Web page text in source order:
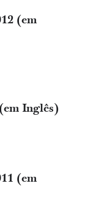
(em
Inglês)
(em